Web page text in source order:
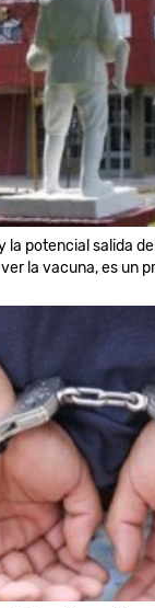
la potencial salida
la vacuna, es un